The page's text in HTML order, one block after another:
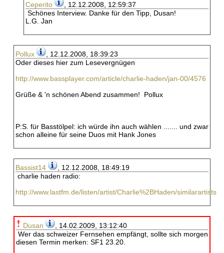
Ceperito
, 12.12.2008, 12:59:37
Schönes Interview. Danke für den Tipp, Dusan!
L.G. Jan
Pollux
, 12.12.2008, 18:39:23
Oder dieses hier zum Lesevergnügen
http://www.bassplayer.com/article/charlie-haden/jan-00/4576
Grüße & 'n schönen Abend zusammen! Pollux
P:S. für Basstölpel: ich würde ihn auch wählen ....... und zwar
schon alleine für seine Duos mit Hank Jones
Bassist14
, 12.12.2008, 18:49:19
charlie haden radio:
http://www.lastfm.de/listen/artist/Charlie%2BHaden/similarartists
Dusan
, 14.02.2009, 13:12:40
Wer das schweizer Fernsehen empfängt, sollte sich morgen
diesen Termin merken: SF1 23.20.